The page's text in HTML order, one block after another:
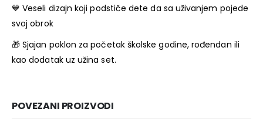
💙 Veseli dizajn koji podstiče dete da sa uživanjem pojede
svoj obrok
🎁 Sjajan poklon za početak školske godine, rođendan ili
kao dodatak uz užina set.
POVEZANI PROIZVODI